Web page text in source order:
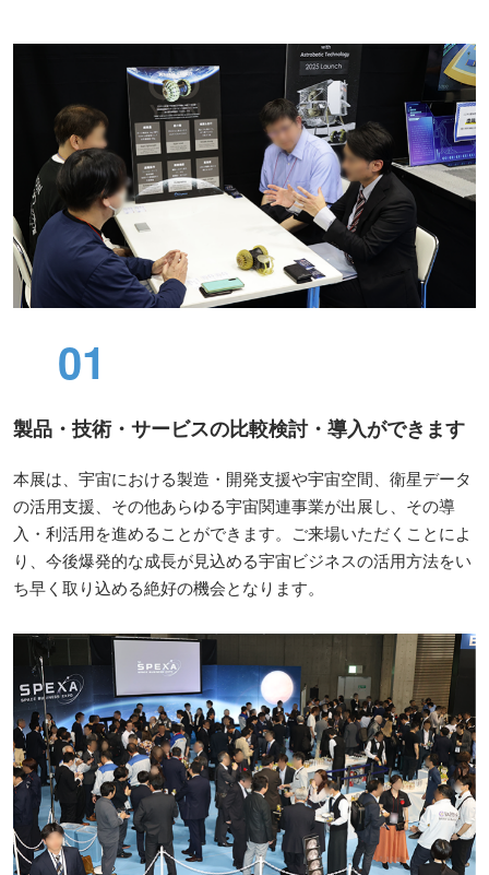
01
製品・技術・サービスの比較検討・導入ができます
本展は、宇宙における製造・開発支援や宇宙空間、衛星データ
の活用支援、その他あらゆる宇宙関連事業が出展し、その導
入・利活用を進めることができます。ご来場いただくことによ
り、今後爆発的な成長が見込める宇宙ビジネスの活用方法をい
ち早く取り込める絶好の機会となります。